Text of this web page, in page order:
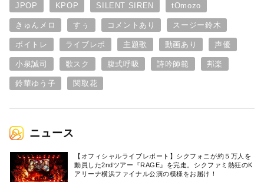
JPOP KPOP SILENT SIREN tOmozo
きゅんメロ すぅ コメントあり スージー鈴木
ボイトレ ライブレポ 主題歌 動画あり 声優
小泉誠司 歌スク 腹式呼吸 詩吟師範 邦楽
鈴華ゆう子 関取花
ニュース
【オフィシャルライブレポート】シクフォニが約５万人を
動員した2ndツアー『RAGE』を完走。シクファミ熱狂のK
アリーナ横浜ファイナル公演の模様をお届け！